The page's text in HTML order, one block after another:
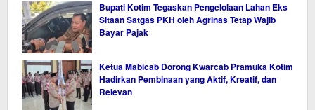
Bupati Kotim Tegaskan Pengelolaan Lahan Eks
Sitaan Satgas PKH oleh Agrinas Tetap Wajib
Bayar Pajak
Ketua Mabicab Dorong Kwarcab Pramuka Kotim
Hadirkan Pembinaan yang Aktif, Kreatif, dan
Relevan